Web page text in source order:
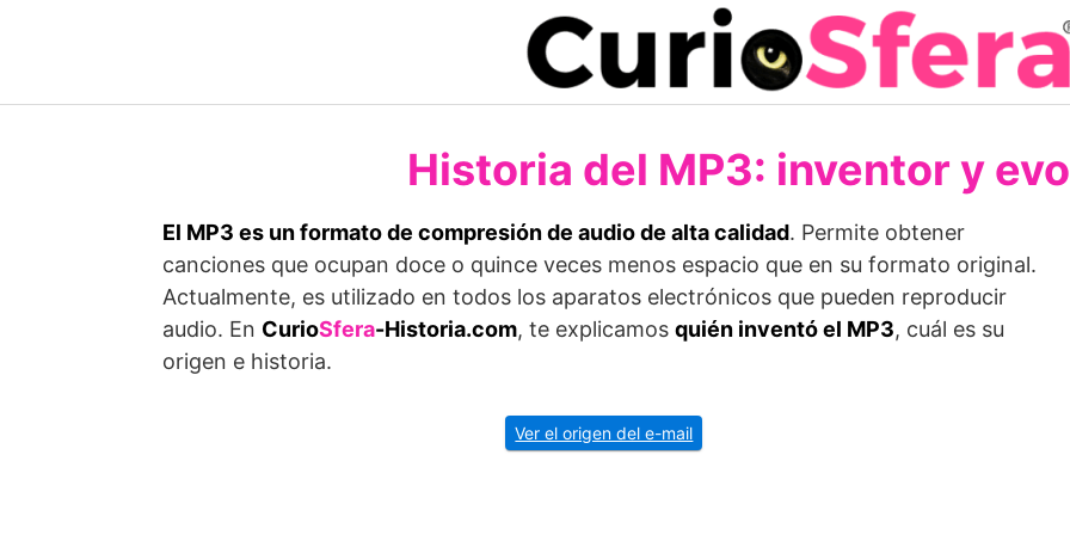
Historia del MP3: inventor y
El MP3 es un formato de compresión de audio de alta calidad. Permite obtener
canciones que ocupan doce o quince veces menos espacio que en su formato original.
Actualmente, es utilizado en todos los aparatos electrónicos que pueden reproducir
audio. En CurioSfera-Historia.com, te explicamos quién inventó el MP3, cuál es su
origen e historia.
Ver el origen del e-mail